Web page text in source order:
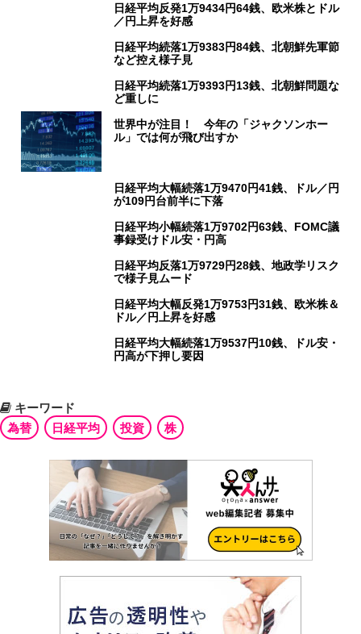
日経平均反発1万9434円64銭、欧米株とドル
／円上昇を好感
日経平均続落1万9383円84銭、北朝鮮先軍節
など控え様子見
日経平均続落1万9393円13銭、北朝鮮問題な
ど重しに
世界中が注目！ 今年の「ジャクソンホー
ル」では何が飛び出すか
日経平均大幅続落1万9470円41銭、ドル／円
が109円台前半に下落
日経平均小幅続落1万9702円63銭、FOMC議
事録受けドル安・円高
日経平均反落1万9729円28銭、地政学リスク
で様子見ムード
日経平均大幅反発1万9753円31銭、欧米株＆
ドル／円上昇を好感
日経平均大幅続落1万9537円10銭、ドル安・
円高が下押し要因
キーワード
為替
日経平均 投資 株